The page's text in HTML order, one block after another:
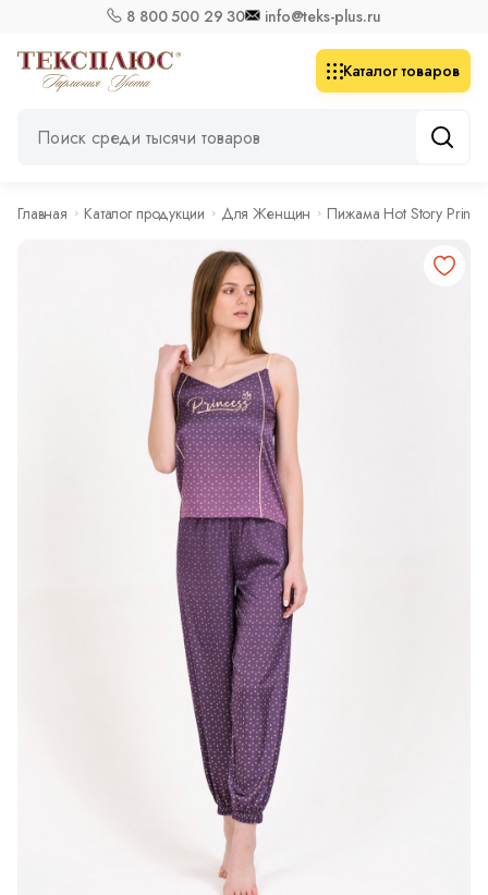
8 800 500 29 30 info@teks-plus.ru
Каталог товаров
Главная Каталог продукции Для Женщин Пижама Hot Story